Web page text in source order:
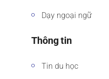
Dạy ngoại ngữ
Thông tin
Tin du học